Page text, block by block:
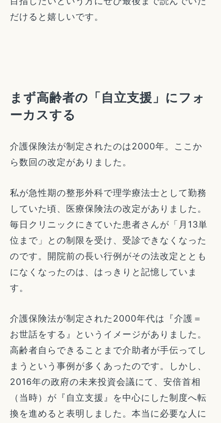
だけると嬉しいです。
まず高齢者の「自立支援」にフォ
ーカスする
介護保険法が制定されたのは2000年。ここか
ら数回の改定がありました。
私が急性期の整形外科で理学療法士として勤務
していた頃、医療保険法の改定がありました。
毎日クリニックにきていた患者さんが「月13単
位まで」との制限を受け、受診できなくなった
のです。開院前の長い行例がその法改定ととも
になくなったのは、はっきりと記憶していま
す。
介護保険法が制定された2000年代は『介護＝
お世話をする』というイメージがありました。
高齢者自らできることまで介助者が手伝ってし
まうという事例が多くあったのです。しかし、
2016年の政府の未来投資会議にて、安倍首相
（当時）が『自立支援』を中心にした制度へ転
換を進めると表明しました。本当に必要な人に